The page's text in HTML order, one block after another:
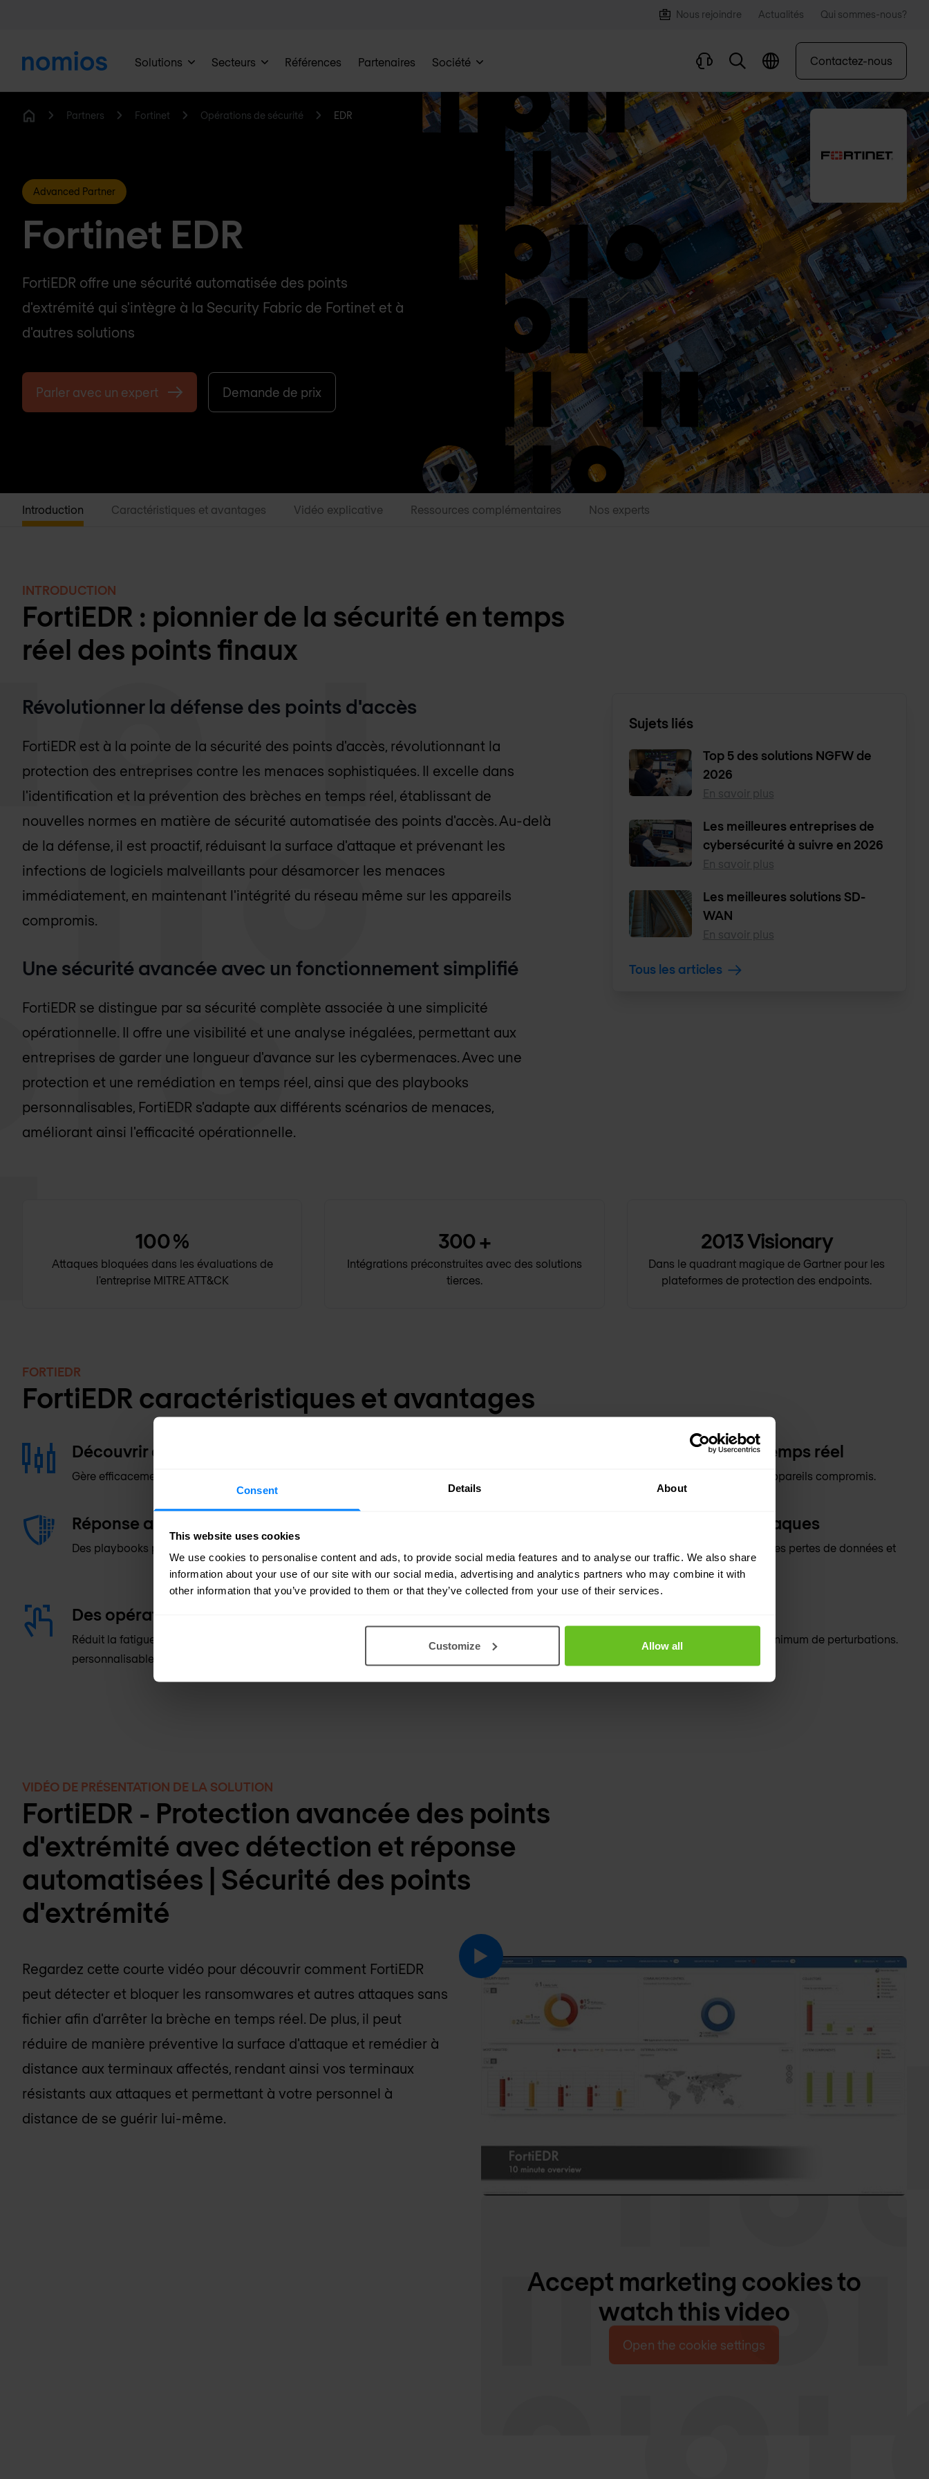
Consent Details About
This website uses cookies
We use cookies to personalise content and ads, to provide social media features and to analyse our traffic. We also share
information about your use of our site with our social media, advertising and analytics partners who may combine it with
other information that you’ve provided to them or that they’ve collected from your use of their services.
Customize Allow all
Nous rejoindre Actualités Qui sommes-nous?
Solutions Secteurs Références Partenaires Société Contactez-nous
Partners Fortinet Opérations de sécurité EDR
Advanced Partner
Fortinet EDR
FortiEDR offre une sécurité automatisée des points
d'extrémité qui s'intègre à la Security Fabric de Fortinet et à
d'autres solutions
Parler avec un expert Demande de prix
Introduction Caractéristiques et avantages Vidéo explicative Ressources complémentaires Nos experts
INTRODUCTION
FortiEDR : pionnier de la sécurité en temps
réel des points finaux
Révolutionner la défense des points d'accès
FortiEDR est à la pointe de la sécurité des points d'accès, révolutionnant la
protection des entreprises contre les menaces sophistiquées. Il excelle dans
l'identification et la prévention des brèches en temps réel, établissant de
nouvelles normes en matière de sécurité automatisée des points d'accès. Au-delà
de la défense, il est proactif, réduisant la surface d'attaque et prévenant les
infections de logiciels malveillants pour désamorcer les menaces
immédiatement, en maintenant l'intégrité du réseau même sur les appareils
compromis.
Une sécurité avancée avec un fonctionnement simplifié
FortiEDR se distingue par sa sécurité complète associée à une simplicité
opérationnelle. Il offre une visibilité et une analyse inégalées, permettant aux
entreprises de garder une longueur d'avance sur les cybermenaces. Avec une
protection et une remédiation en temps réel, ainsi que des playbooks
personnalisables, FortiEDR s'adapte aux différents scénarios de menaces,
améliorant ainsi l'efficacité opérationnelle.
Sujets liés
Top 5 des solutions NGFW de
2026
En savoir plus
Les meilleures entreprises de
cybersécurité à suivre en 2026
En savoir plus
Les meilleures solutions SD-
WAN
En savoir plus
Tous les articles
100%
Attaques bloquées dans les évaluations de
l'entreprise MITRE ATT&CK
300+
Intégrations préconstruites avec des solutions
tierces.
2022Visionary
Dans le quadrant magique de Gartner pour les
plateformes de protection des endpoints.
FORTIEDR
FortiEDR caractéristiques et avantages
Découvrir et contrôler
Gère efficacement les appareils et les applications indésirables.
Détection et désamorçage en temps réel
Neutralise instantanément les menaces sur les appareils compromis.
Réponse automatisée aux incidents
Des playbooks personnalisés pour une résolution immédiate des incidents.
Atténuation instantanée des attaques
Arrêter immédiatement les violations, en évitant les pertes de données et
les dommages causés par les ransomwares.
Des opérations de sécurité efficaces
Réduit la fatigue liée aux alertes grâce à des processus de réponse
personnalisables.
Maintien des systèmes opérationnels avec un minimum de perturbations.
VIDÉO DE PRÉSENTATION DE LA SOLUTION
FortiEDR - Protection avancée des points
d'extrémité avec détection et réponse
automatisées | Sécurité des points
d'extrémité
Regardez cette courte vidéo pour découvrir comment FortiEDR
peut détecter et bloquer les ransomwares et autres attaques sans
fichier afin d'arrêter la brèche en temps réel. De plus, il peut
réduire de manière préventive la surface d'attaque et remédier à
distance aux terminaux affectés, rendant ainsi vos terminaux
résistants aux attaques et permettant à votre personnel à
distance de se guérir lui-même.
Accept marketing cookies to
watch this video
Open the cookie settings